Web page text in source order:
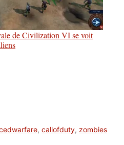
de Civilization VI se voit
, callofduty, zombies